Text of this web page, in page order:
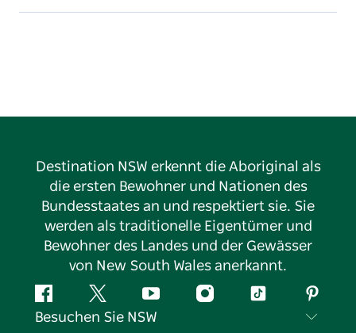
Destination NSW erkennt die Aboriginal als
die ersten Bewohner und Nationen des
Bundesstaates an und respektiert sie. Sie
werden als traditionelle Eigentümer und
Bewohner des Landes und der Gewässer
von New South Wales anerkannt.
FacebookTwitter YouTubeInstagramTikTok
Besuchen Sie NSW